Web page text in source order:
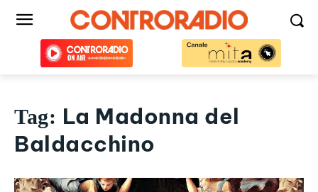
Tag: La Madonna del
Baldacchino